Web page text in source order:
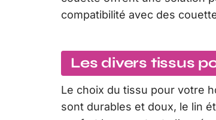
compatibilité avec des
Les divers tissus
Le choix du tissu pour votre
sont durables et doux, le lin